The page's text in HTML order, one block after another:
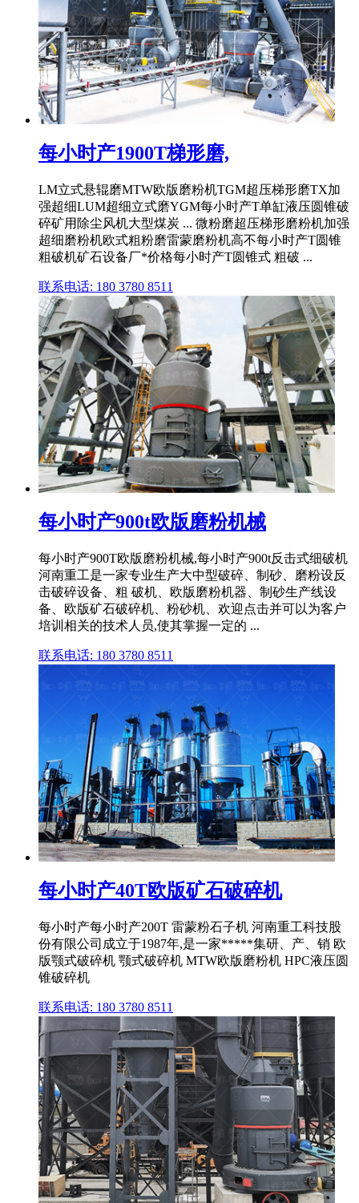
每小时产1900T梯形磨,
LM立式悬辊磨MTW欧版磨粉机TGM超压梯形磨TX加
强超细LUM超细立式磨YGM每小时产T单缸液压圆锥破
碎矿用除尘风机大型煤炭 ... 微粉磨超压梯形磨粉机加强
超细磨粉机欧式粗粉磨雷蒙磨粉机高不每小时产T圆锥
粗破机矿石设备厂*价格每小时产T圆锥式 粗破 ...
联系电话: 180 3780 8511
每小时产900t欧版磨粉机械
每小时产900T欧版磨粉机械,每小时产900t反击式细破机
河南重工是一家专业生产大中型破碎、制砂、磨粉设反
击破碎设备、粗 破机、欧版磨粉机器、制砂生产线设
备、欧版矿石破碎机、粉砂机、欢迎点击并可以为客户
培训相关的技术人员,使其掌握一定的 ...
联系电话: 180 3780 8511
每小时产40T欧版矿石破碎机
每小时产每小时产200T 雷蒙粉石子机 河南重工科技股
份有限公司成立于1987年,是一家*****集研、产、销 欧
版颚式破碎机 颚式破碎机 MTW欧版磨粉机 HPC液压圆
锥破碎机
联系电话: 180 3780 8511